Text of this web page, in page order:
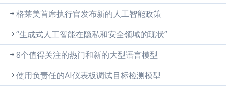
格莱美首席执行官发布新的人工智能政策
“生成式人工智能在隐私和安全领域的现状”
8个值得关注的热门和新的大型语言模型
使用负责任的AI仪表板调试目标检测模型